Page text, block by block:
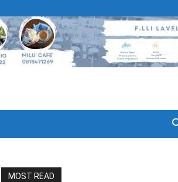
MOST READ